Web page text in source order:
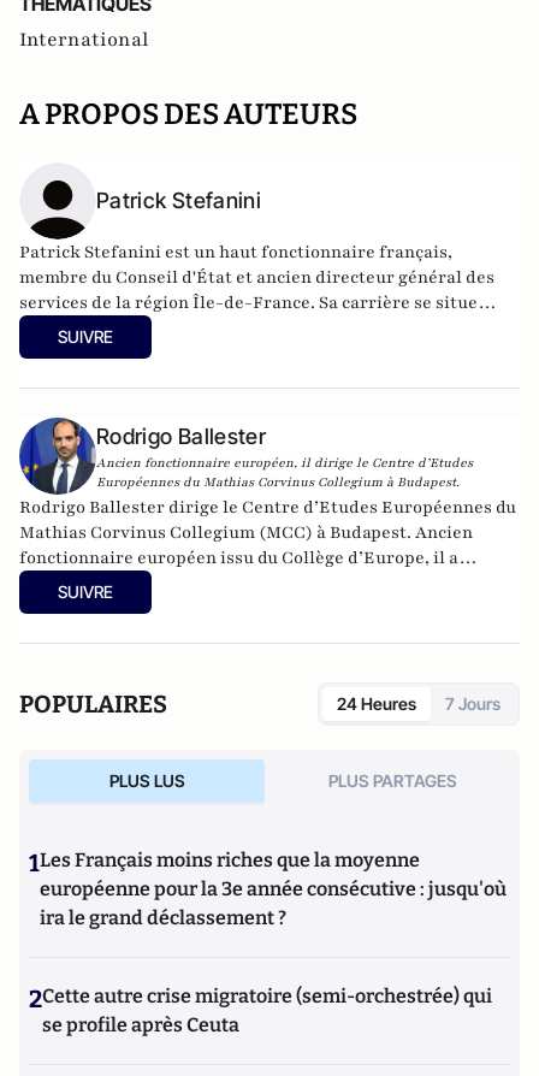
International
A PROPOS DES AUTEURS
Patrick Stefanini
Patrick Stefanini est un haut fonctionnaire français,
membre du Conseil d'État et ancien directeur général des
services de la région Île-de-France. Sa carrière se situe
entre l'administration et la politique. Diplômé de l'ENA en
1979, il soutient Chirac avant de devenir un proche
batailles électorales réputées difficiles ; il fut ainsi l'artisan
de la victoire de Jacques Chirac à la présidentielle en 1995,
de celle de Valérie Pécresse aux élections régionales de 2015,
avant donc de conduire François Fillon à la victoire de la
primaire, fin 2016. En mars 2017, il renonce à ses fonctions de
directeur de campagne de François Fillon. Patrick Stefanini
est directeur de campagne de Valérie Pécresse dans le cadre
de l'élection présidentielle de 2022.
SUIVRE
Rodrigo Ballester
Ancien fonctionnaire européen, il dirige le Centre d’Etudes
Européennes du Mathias Corvinus Collegium à Budapest.
Rodrigo Ballester dirige le Centre d’Etudes Européennes du
Mathias Corvinus Collegium (MCC) à Budapest. Ancien
fonctionnaire européen issu du Collège d’Europe, il a
notamment été membre de cabinet du Commissaire à
l’Éducation et à la Culture de 2014 à 2019. Twitter :
SUIVRE
POPULAIRES 24 Heures 7 Jours
PLUS LUS PLUS PARTAGES
1Les Français moins riches que la moyenne
européenne pour la 3e année consécutive : jusqu'où
ira le grand déclassement ?
2Cette autre crise migratoire (semi-orchestrée) qui
se profile après Ceuta